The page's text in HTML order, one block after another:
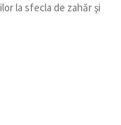
la sfecla de zahăr şi